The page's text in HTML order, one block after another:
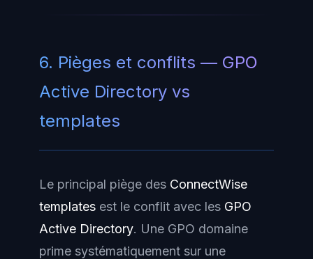
6. Pièges et conflits — GPO
Active Directory vs
templates
Le principal piège des ConnectWise
templates est le conflit avec les GPO
Active Directory. Une GPO domaine
prime systématiquement sur une